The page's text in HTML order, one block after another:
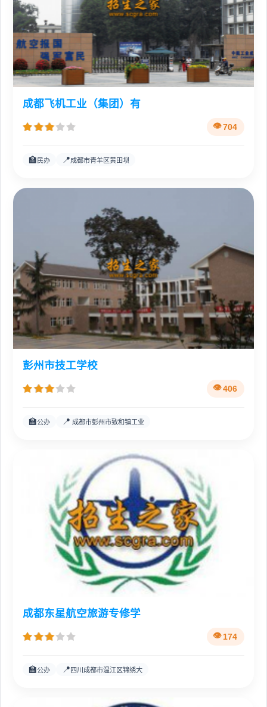
成都飞机工业（集团）有
704
🏫 民办 📍成都市青羊区黄田坝
彭州市技工学校
406
🏫公办 📍 成都市彭州市致和镇工业
成都东星航空旅游专修学
174
🏫公办 📍 四川成都市温江区锦绣大